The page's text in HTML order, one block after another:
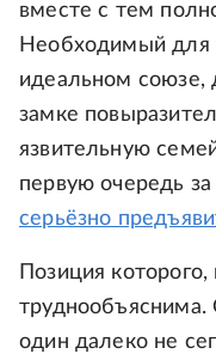
вместе с тем
Необходимый для
идеальном
замке
язвительную
первую очередь
серьёзно
Позиция которого,
один далеко не